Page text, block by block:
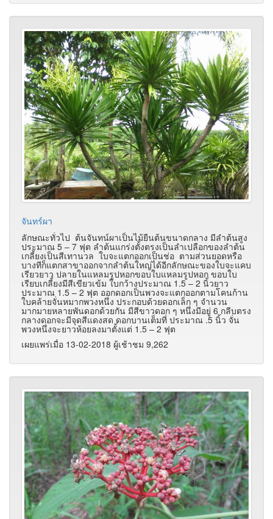
จันทร์ผา
ลักษณะทั่วไป ต้นจันทน์ผาเป็นไม้ยืนต้นขนาดกลาง มีลำต้นสูง
ประมาณ 5 – 7 ฟุต ลำต้นแกร่งตั้งตรงเป็นลำเปลือกของลำต้น
เกลี้ยงเป็นสีเทานวล ใบจะแตกออกเป็นช่อ ตามส่วนยอดหรือ
บางทีก็แตกสาขาออกจากลำต้นใหญ่ได้อีกลักษณะของใบจะแคบ
เรียวยาว ปลายในแหลมรูปหอกขอบใบแหลมรูปหอก ขอบใบ
เรียบเกลี้ยงมีสีเขียวเข้ม ใบกว้างประมาณ 1.5 – 2 นิ้วยาว
ประมาณ 1.5 – 2 ฟุต ออกดอกเป็นพวงจะแตกออกตามโคนก้าน
ใบคล้ายจั่นหมากพวงหนึ่ง ประกอบด้วยดอกเล็ก ๆ จำนวน
มากมายหลายพันดอกด้วยกัน มีสีขาวดอก ๆ หนึ่งมีอยู่ 6 กลีบตรง
กลางดอกจะมีจุดสีแดงสด ดอกบานเต็มที่ ประมาณ .5 นิ้ว จั่น
พวงหนึ่งจะยาวห้อยลงมาตั้งแต่ 1.5 – 2 ฟุต
เผยแพร่เมื่อ 13-02-2018 ผู้เช้าชม 9,262